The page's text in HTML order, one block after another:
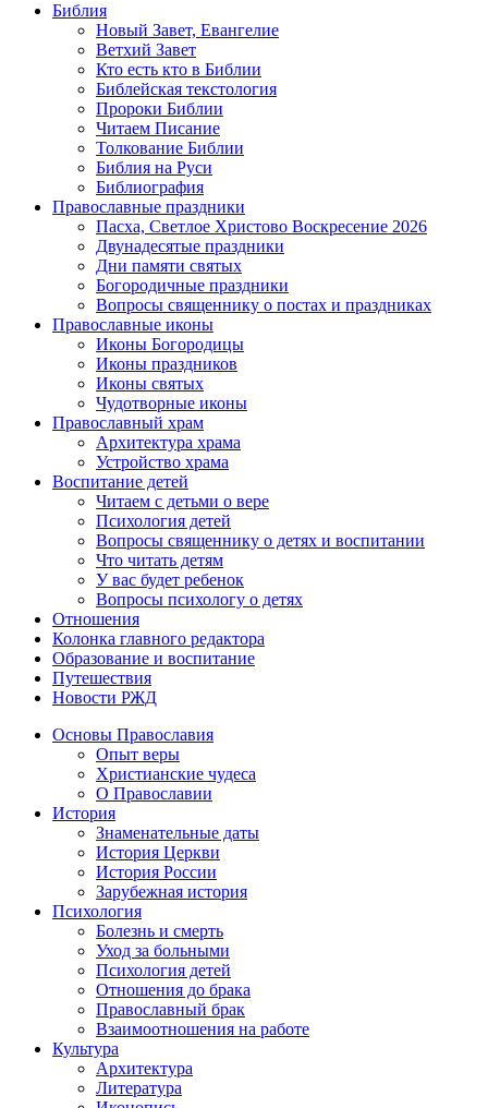
Библия
Новый Завет, Евангелие
Ветхий Завет
Кто есть кто в Библии
Библейская текстология
Пророки Библии
Читаем Писание
Толкование Библии
Библия на Руси
Библиография
Православные праздники
Пасха, Светлое Христово Воскресение 2026
Двунадесятые праздники
Дни памяти святых
Богородичные праздники
Вопросы священнику о постах и праздниках
Православные иконы
Иконы Богородицы
Иконы праздников
Иконы святых
Чудотворные иконы
Православный храм
Архитектура храма
Устройство храма
Воспитание детей
Читаем с детьми о вере
Психология детей
Вопросы священнику о детях и воспитании
Что читать детям
У вас будет ребенок
Вопросы психологу о детях
Отношения
Колонка главного редактора
Образование и воспитание
Путешествия
Новости РЖД
Основы Православия
Опыт веры
Христианские чудеса
О Православии
История
Знаменательные даты
История Церкви
История России
Зарубежная история
Психология
Болезнь и смерть
Уход за больными
Психология детей
Отношения до брака
Православный брак
Взаимоотношения на работе
Культура
Архитектура
Литература